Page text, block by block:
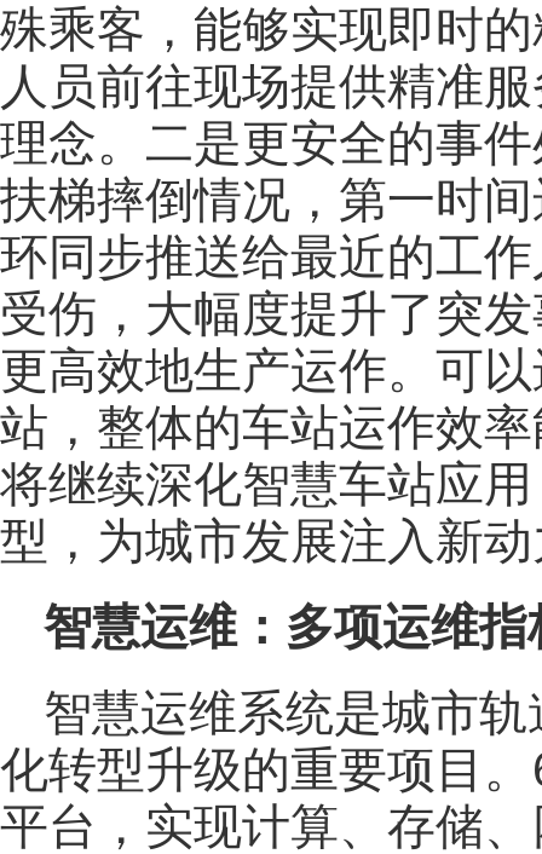
殊乘客，能够实现即时
人员前往现场提供精准
理念。二是更安全的事
扶梯摔倒情况，第一时
环同步推送给最近的工
受伤，大幅度提升了突
更高效地生产运作。可
站，整体的车站运作效
将继续深化智慧车站应
型，为城市发展注入新
智慧运维：多项运维
智慧运维系统是城市
化转型升级的重要项目
平台，实现计算、存储